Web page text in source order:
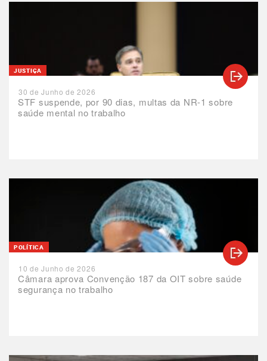
STF suspende, por 90 dias, multas da NR-1 sobre
saúde mental no trabalho
JUSTIÇA
30 de Junho de 2026
Câmara aprova Convenção 187 da OIT sobre saúde
segurança no trabalho
POLÍTICA
10 de Junho de 2026